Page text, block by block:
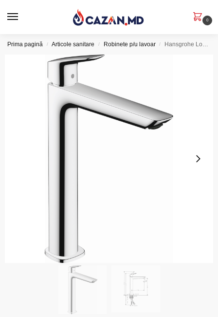
0
Prima pagină / Articole sanitare / Robinete p/u lavoar / Hansgrohe Logis – Baterie lavoar Fine 240, crom